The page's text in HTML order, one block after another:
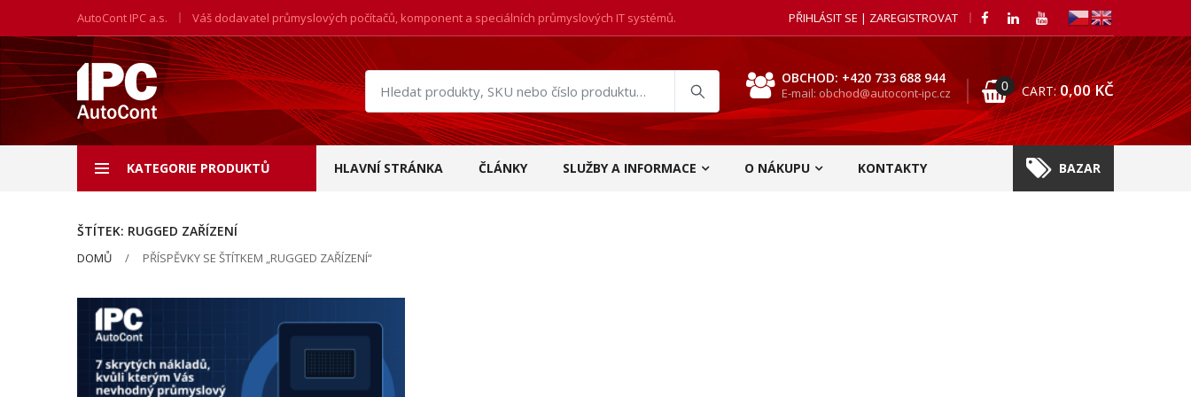
AutoCont IPC a.s. Váš dodavatel průmyslových počítačů, komponent a speciálních průmyslových IT systémů. PŘIHLÁSIT SE | ZAREGISTROVAT
Hledat
produkty
OBCHOD: +420 733 688 944
E-mail: obchod@autocont-ipc.cz 0 CART: 0,00KČ
KATEGORIE PRODUKTŮ HLAVNÍ STRÁNKA ČLÁNKY SLUŽBY A INFORMACE O NÁKUPU KONTAKTY BAZAR
ŠTÍTEK: RUGGED ZAŘÍZENÍ
DOMŮ PŘÍSPĚVKY SE ŠTÍTKEM „RUGGED ZAŘÍZENÍ“